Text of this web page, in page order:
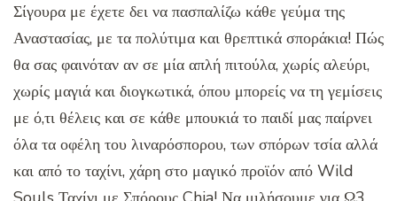
Σίγουρα με έχετε δει να πασπαλίζω κάθε γεύμα της
Αναστασίας, με τα πολύτιμα και θρεπτικά σποράκια! Πώς
θα σας φαινόταν αν σε μία απλή πιτούλα, χωρίς αλεύρι,
χωρίς μαγιά και διογκωτικά, όπου μπορείς να τη γεμίσεις
με ό,τι θέλεις και σε κάθε μπουκιά το παιδί μας παίρνει
όλα τα οφέλη του λιναρόσπορου, των σπόρων τσία αλλά
και από το ταχίνι, χάρη στο μαγικό προϊόν από Wild